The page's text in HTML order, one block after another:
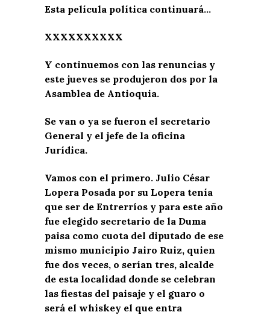
Esta película política continuará…
XXXXXXXXXX
Y continuemos con las renuncias y
este jueves se produjeron dos por la
Asamblea de Antioquia.
Se van o ya se fueron el secretario
General y el jefe de la oficina
Jurídica.
Vamos con el primero. Julio César
Lopera Posada por su Lopera tenía
que ser de Entrerríos y para este año
fue elegido secretario de la Duma
paisa como cuota del diputado de ese
mismo municipio Jairo Ruiz, quien
fue dos veces, o serían tres, alcalde
de esta localidad donde se celebran
las fiestas del paisaje y el guaro o
será el whiskey el que entra